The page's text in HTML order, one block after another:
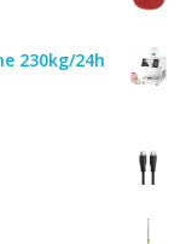
230kg/24h